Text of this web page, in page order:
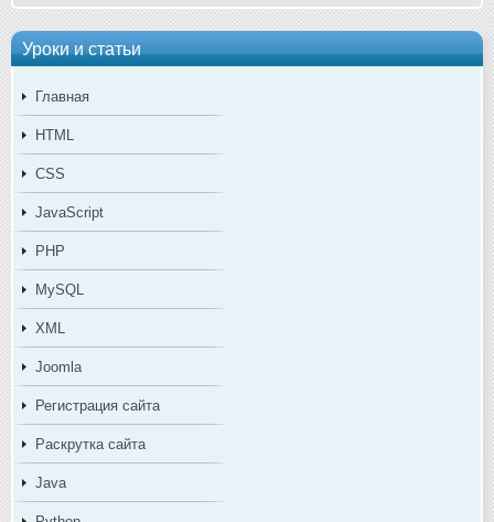
Уроки и статьи
Главная
HTML
CSS
JavaScript
PHP
MySQL
XML
Joomla
Регистрация сайта
Раскрутка сайта
Java